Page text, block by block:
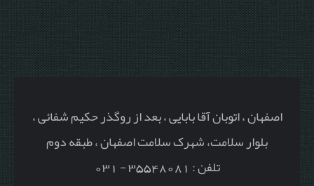
اصفهان ، اتوبان آقا بابایی ، بعد از روگذر حکیم شفائی ،
بلوار سلامت، شهرک سلامت اصفهان ، طبقه دوم
تلفن : 35548081 - 031